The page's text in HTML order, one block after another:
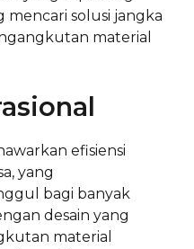
mencari solusi jangka
material
efisiensi
yang
bagi banyak
desain yang
material